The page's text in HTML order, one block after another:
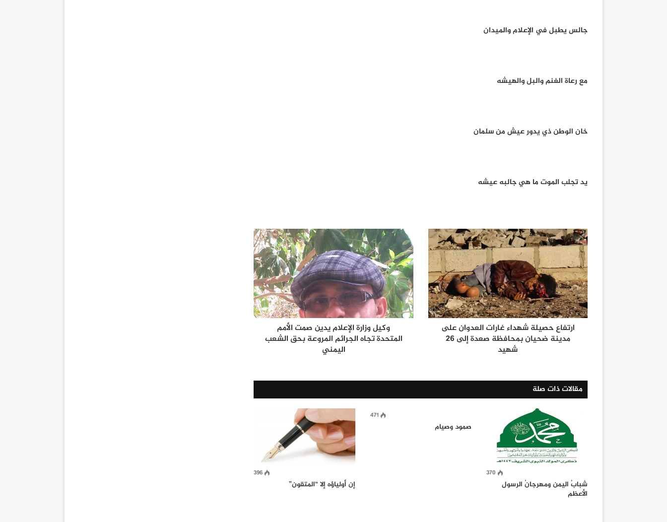
جالس يطبل في الإعلام والميدان
مع رعاة الغنم والبل والهيشه
خان الوطن ذي يدور عيش من سلمان
يد تجلب الموت ما هي جالبه عيشه
ارتفاع حصيلة شهداء غارات العدوان على
مدينة ضحيان بمحافظة صعدة إلى 26
شهيد
وكيل وزارة الإعلام يدين صمت الأمم
المتحدة تجاه الجرائم المروعة بحق الشعب
اليمني
مقالات ذات صلة
370
شبابُ اليمن ومهرجانُ الرسول
الأعظم
471
صمود وصيام
396
إن أولياؤه إلا “المتقون”